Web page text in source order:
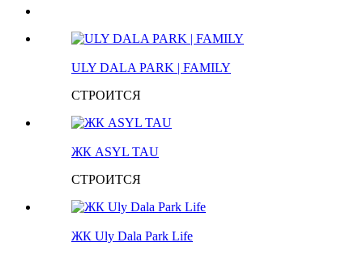
ULY DALA PARK | FAMILY
СТРОИТСЯ
ЖК ASYL TAU
СТРОИТСЯ
ЖК Uly Dala Park Life